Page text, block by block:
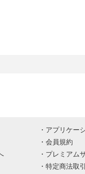
アプリケー
会員規約
プレミアム
特定商法取